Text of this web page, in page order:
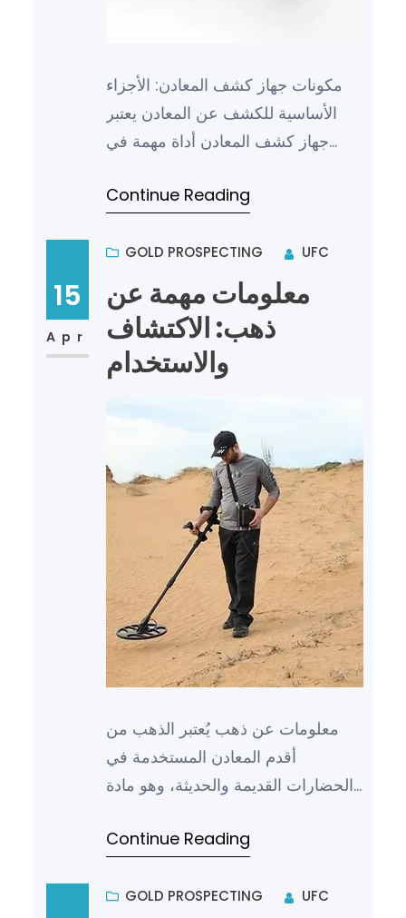
مكونات جهاز كشف المعادن: الأجزاء
الأساسية للكشف عن المعادن يعتبر
جهاز كشف المعادن أداة مهمة في
Continue Reading
15
Apr
GOLD PROSPECTING UFC
معلومات مهمة عن
ذهب: الاكتشاف
والاستخدام
معلومات عن ذهب يُعتبر الذهب من
أقدم المعادن المستخدمة في
الحضارات القديمة والحديثة، وهو مادة
Continue Reading
GOLD PROSPECTING UFC